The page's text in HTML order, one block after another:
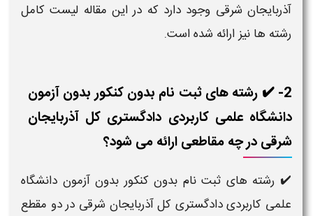
آذربایجان شرقی وجود دارد که در این مقاله لیست کامل
رشته ها نیز ارائه شده است.
2- ✔️ رشته های ثبت نام بدون کنکور بدون آزمون
دانشگاه علمی کاربردی دادگستری کل آذربایجان
شرقی در چه مقاطعی ارائه می شود؟
✔️ رشته های ثبت نام بدون کنکور بدون آزمون دانشگاه
علمی کاربردی دادگستری کل آذربایجان شرقی در دو مقطع